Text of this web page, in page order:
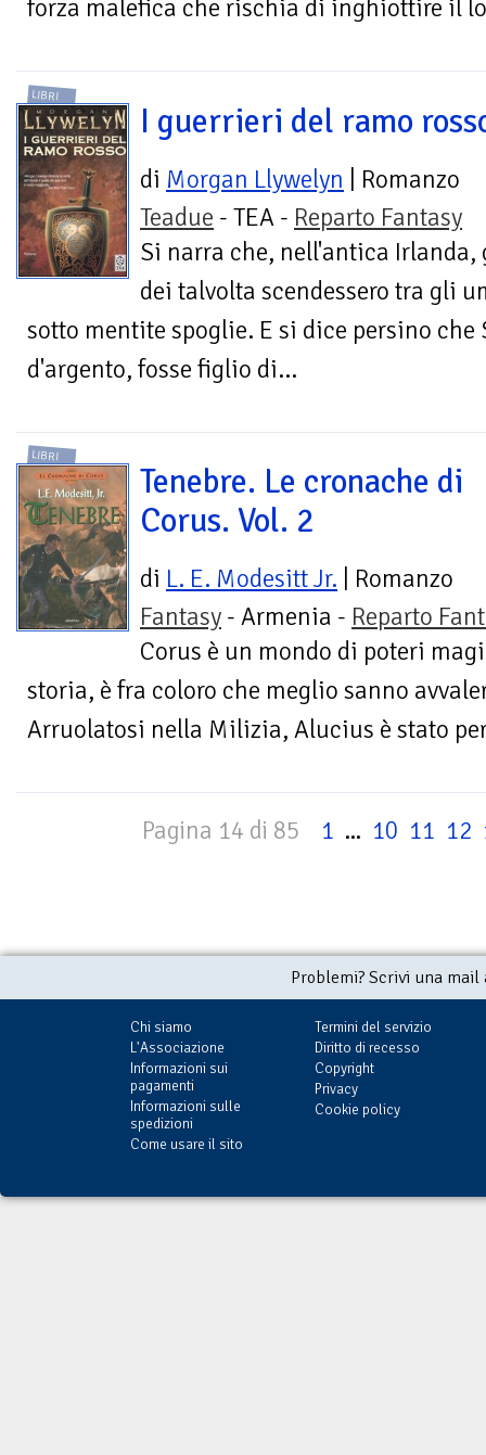
forza malefica che rischia di inghiottire il
LIBRI
I guerrieri del ramo
di Morgan Llywelyn | Romanzo
Teadue - TEA - Reparto Fantasy
Si narra che, nell'antica Irlanda,
dei talvolta scendessero tra gli
sotto mentite spoglie. E si dice persino
d'argento, fosse figlio di...
LIBRI
Tenebre. Le cronache di
Corus. Vol. 2
di L. E. Modesitt Jr. | Romanzo
Fantasy - Armenia - Reparto
Corus è un mondo di poteri
storia, è fra coloro che meglio sanno
Arruolatosi nella Milizia, Alucius è stato
Pagina 14 di 85 1 ... 10 11 12
Problemi? Scrivi una
Chi siamo
L'Associazione
Informazioni sui
pagamenti
Informazioni sulle
spedizioni
Come usare il sito
Termini del servizio
Diritto di recesso
Copyright
Privacy
Cookie policy